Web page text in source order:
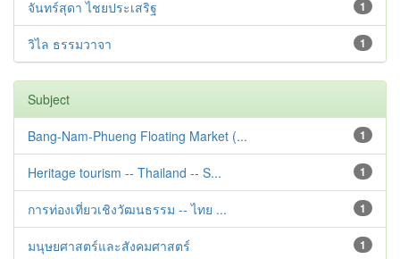
1
จันทร์สุดา ไชยประเสริฐ
1
วิไล ธรรมวาจา
Subject
1
Bang-Nam-Phueng Floating Market (...
1
Heritage tourism -- Thailand -- S...
1
การท่องเที่ยวเชิงวัฒนธรรม -- ไทย ...
1
มนุษยศาสตร์และสังคมศาสตร์